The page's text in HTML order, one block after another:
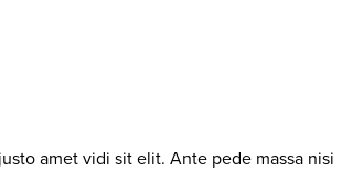
amet vidi sit elit. Ante pede massa nisi